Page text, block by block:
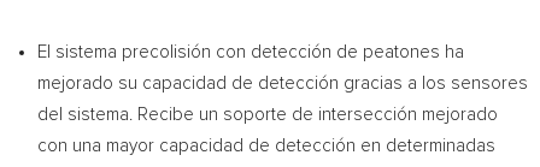
El sistema precolisión con detección de peatones ha
mejorado su capacidad de detección gracias a los sensores
del sistema. Recibe un soporte de intersección mejorado
con una mayor capacidad de detección en determinadas